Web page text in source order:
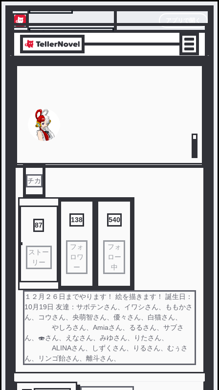
テラーノベル
アプリでサクサク楽しめる
チカ
87
ストー
リー
138
フォ
ロワ
ー
540
フォ
ロー
中
１２月２６日までやります！ 絵を描きます！ 誕生日：
10月19日 友達：サボテンさん、イワシさん、ももかさ
ん、コウさん、央萌智さん、優々さん、白猫さん、
やしろさん、Amiaさん、るるさん、サブさ
ん、🍣さん、えなさん、みゆさん、りたさん、
ALINAさん、しずくさん、りるさん、むぅさ
ん、リンゴ飴さん、離斗さん、